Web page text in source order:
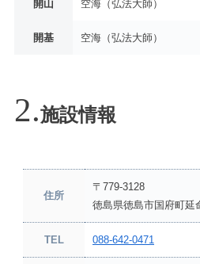
開山 空海（弘法大師）
開基 空海（弘法大師）
施設情報
住所
〒779-3128
徳島県徳島市国府町延
TEL 088-642-0471